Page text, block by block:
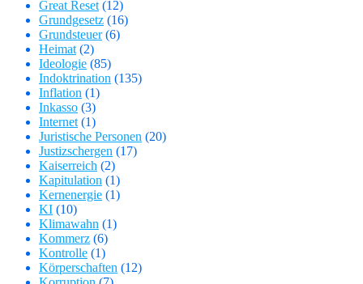
Great Reset(12)
Grundgesetz (16)
Grundsteuer(6)
Heimat(2)
Ideologie (85)
Indoktrination (135)
Inflation (1)
Inkasso (3)
Internet(1)
Juristische Personen (20)
Justizschergen (17)
Kaiserreich (2)
Kapitulation (1)
Kernenergie (1)
KI (10)
Klimawahn (1)
Kommerz (6)
Kontrolle (1)
Körperschaften (12)